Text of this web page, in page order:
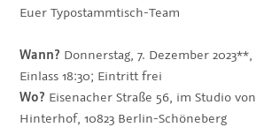
Euer Typostammtisch-Team
Wann? Donnerstag, 7. Dezember
Einlass 18:30; Eintritt frei
Wo? Eisenacher Straße 56, im Studio
Hinterhof, 10823 Berlin-Schöneberg